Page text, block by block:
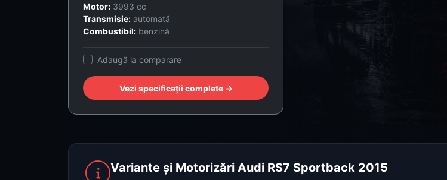
Motor: 3993 cc
Transmisie: automată
Combustibil: benzină
Adaugă la comparare
Vezi specificații complete →
Variante și Motorizări Audi RS7 Sportback 2015